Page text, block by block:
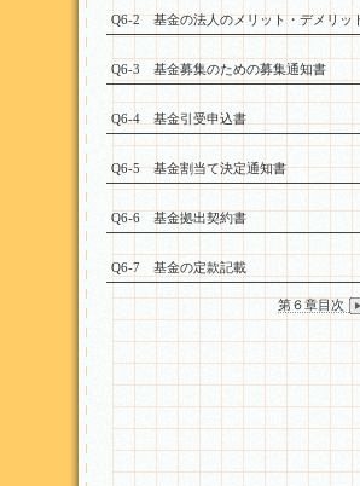
Q6-2 基金の法人のメリット・デメリッ
Q6-3 基金募集のための募集通知書
Q6-4 基金引受申込書
Q6-5 基金割当て決定通知書
Q6-6 基金拠出契約書
Q6-7 基金の定款記載
第６章目次